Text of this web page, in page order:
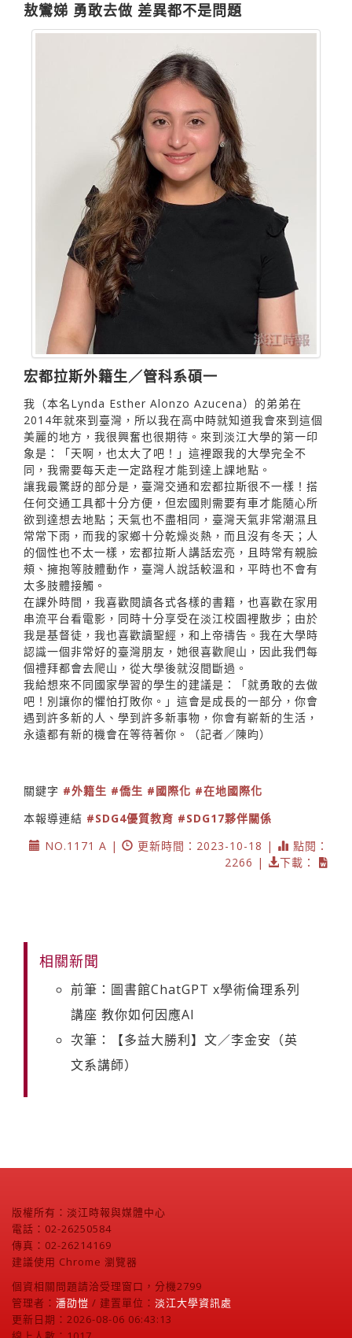
敖鸞娣 勇敢去做 差異都不是問題
宏都拉斯外籍生／管科系碩一
我（本名Lynda Esther Alonzo Azucena）的弟弟在
2014年就來到臺灣，所以我在高中時就知道我會來到這個
美麗的地方，我很興奮也很期待。來到淡江大學的第一印
象是：「天啊，也太大了吧！」這裡跟我的大學完全不
同，我需要每天走一定路程才能到達上課地點。
讓我最驚訝的部分是，臺灣交通和宏都拉斯很不一樣！搭
任何交通工具都十分方便，但宏國則需要有車才能隨心所
欲到達想去地點；天氣也不盡相同，臺灣天氣非常潮濕且
常常下雨，而我的家鄉十分乾燥炎熱，而且沒有冬天；人
的個性也不太一樣，宏都拉斯人講話宏亮，且時常有親臉
頰、擁抱等肢體動作，臺灣人說話較溫和，平時也不會有
太多肢體接觸。
在課外時間，我喜歡閱讀各式各樣的書籍，也喜歡在家用
串流平台看電影，同時十分享受在淡江校園裡散步；由於
我是基督徒，我也喜歡讀聖經，和上帝禱告。我在大學時
認識一個非常好的臺灣朋友，她很喜歡爬山，因此我們每
個禮拜都會去爬山，從大學後就沒間斷過。
我給想來不同國家學習的學生的建議是：「就勇敢的去做
吧！別讓你的懼怕打敗你。」這會是成長的一部分，你會
遇到許多新的人、學到許多新事物，你會有嶄新的生活，
永遠都有新的機會在等待著你。（記者／陳昀）
關鍵字 #外籍生 #僑生 #國際化 #在地國際化
本報導連結 #SDG4優質教育 #SDG17夥伴關係
NO.1171 A |
更新時間：2023-10-18 |
點閱：
2266 |
下載：
相關新聞
前筆：圖書館ChatGPT x學術倫理系列
講座 教你如何因應AI
次筆：【多益大勝利】文／李金安（英
文系講師）
版權所有：淡江時報與媒體中心
電話：02-26250584
傳真：02-26214169
建議使用 Chrome 瀏覽器
個資相關問題請洽受理窗口，分機2799
管理者： 潘劭愷 / 建置單位： 淡江大學資訊處
更新日期：2026-08-06 06:43:13